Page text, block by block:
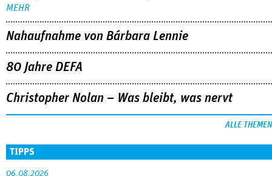
MEHR
Nahaufnahme von Bárbara Lennie
80 Jahre DEFA
Christopher Nolan – Was bleibt, was nervt
ALLE THEMEN
TIPPS
06.08.2026